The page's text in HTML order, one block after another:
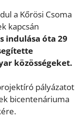
a Kőrösi Csoma
kapcsán
indulása óta 29
közösségeket.
pályázatot
bicentenáriuma